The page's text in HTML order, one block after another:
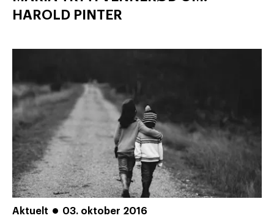
HAROLD PINTER
Aktuelt 03. oktober 2016